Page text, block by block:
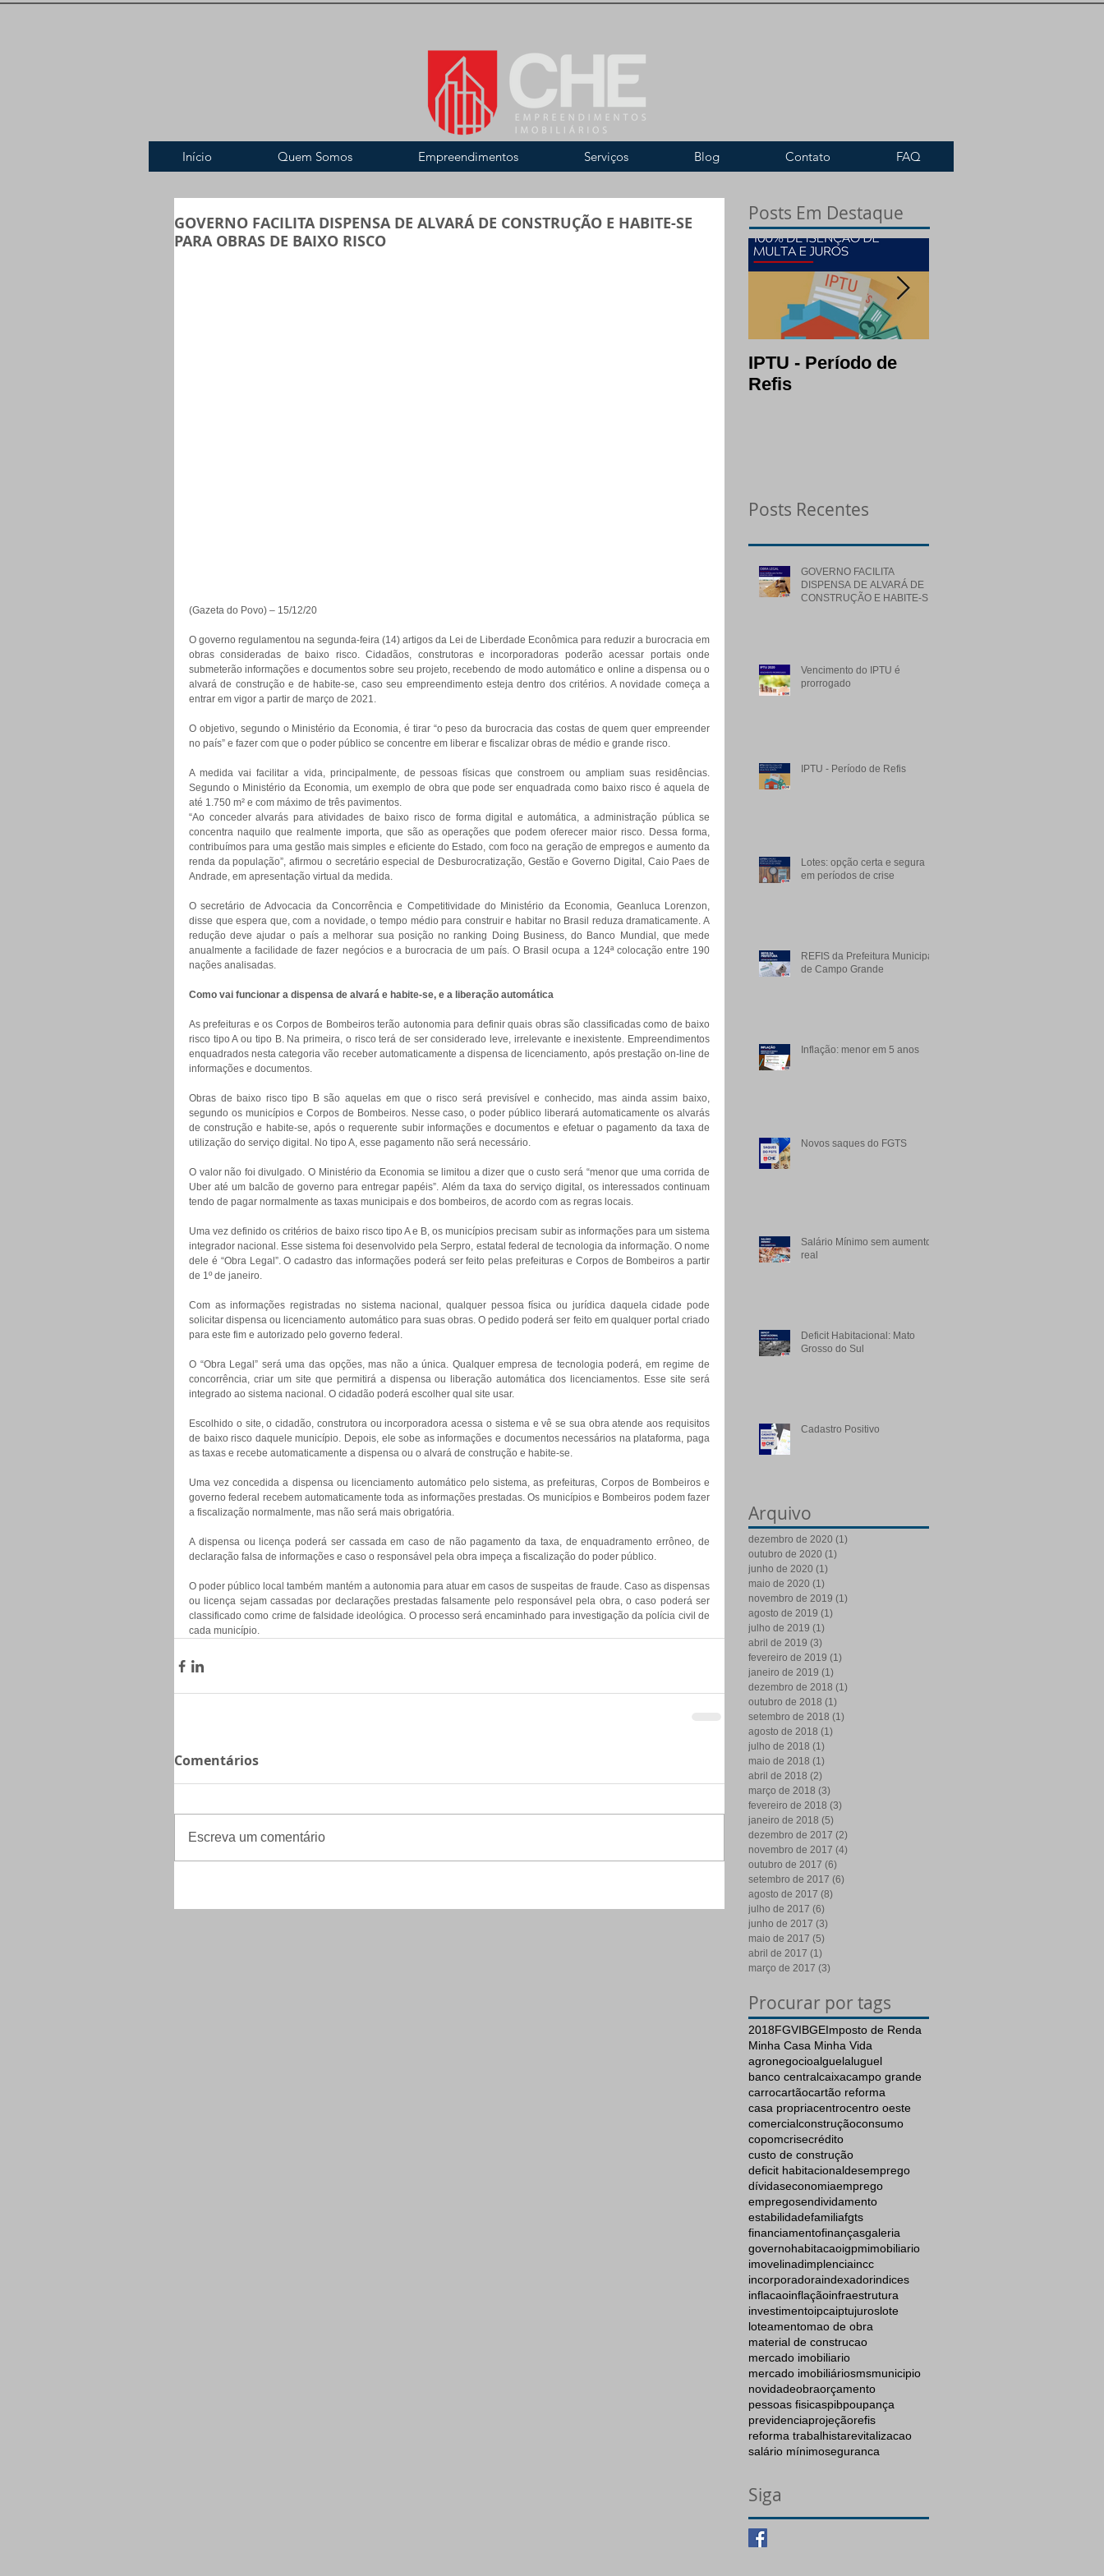
Início Quem Somos Empreendimentos Serviços Blog Contato FAQ
GOVERNO FACILITA DISPENSA DE ALVARÁ DE CONSTRUÇÃO E HABITE-SE
PARA OBRAS DE BAIXO RISCO
(Gazeta do Povo) – 15/12/20
O governo regulamentou na segunda-feira (14) artigos da Lei de Liberdade Econômica para reduzir a burocracia em
obras consideradas de baixo risco. Cidadãos, construtoras e incorporadoras poderão acessar portais onde
submeterão informações e documentos sobre seu projeto, recebendo de modo automático e online a dispensa ou o
alvará de construção e de habite-se, caso seu empreendimento esteja dentro dos critérios. A novidade começa a
entrar em vigor a partir de março de 2021.
O objetivo, segundo o Ministério da Economia, é tirar “o peso da burocracia das costas de quem quer empreender
no país” e fazer com que o poder público se concentre em liberar e fiscalizar obras de médio e grande risco.
A medida vai facilitar a vida, principalmente, de pessoas físicas que constroem ou ampliam suas residências.
Segundo o Ministério da Economia, um exemplo de obra que pode ser enquadrada como baixo risco é aquela de
até 1.750 m² e com máximo de três pavimentos.
“Ao conceder alvarás para atividades de baixo risco de forma digital e automática, a administração pública se
concentra naquilo que realmente importa, que são as operações que podem oferecer maior risco. Dessa forma,
contribuímos para uma gestão mais simples e eficiente do Estado, com foco na geração de empregos e aumento da
renda da população”, afirmou o secretário especial de Desburocratização, Gestão e Governo Digital, Caio Paes de
Andrade, em apresentação virtual da medida.
O secretário de Advocacia da Concorrência e Competitividade do Ministério da Economia, Geanluca Lorenzon,
disse que espera que, com a novidade, o tempo médio para construir e habitar no Brasil reduza dramaticamente. A
redução deve ajudar o país a melhorar sua posição no ranking Doing Business, do Banco Mundial, que mede
anualmente a facilidade de fazer negócios e a burocracia de um país. O Brasil ocupa a 124ª colocação entre 190
nações analisadas.
Como vai funcionar a dispensa de alvará e habite-se, e a liberação automática
As prefeituras e os Corpos de Bombeiros terão autonomia para definir quais obras são classificadas como de baixo
risco tipo A ou tipo B. Na primeira, o risco terá de ser considerado leve, irrelevante e inexistente. Empreendimentos
enquadrados nesta categoria vão receber automaticamente a dispensa de licenciamento, após prestação on-line de
informações e documentos.
Obras de baixo risco tipo B são aquelas em que o risco será previsível e conhecido, mas ainda assim baixo,
segundo os municípios e Corpos de Bombeiros. Nesse caso, o poder público liberará automaticamente os alvarás
de construção e habite-se, após o requerente subir informações e documentos e efetuar o pagamento da taxa de
utilização do serviço digital. No tipo A, esse pagamento não será necessário.
O valor não foi divulgado. O Ministério da Economia se limitou a dizer que o custo será “menor que uma corrida de
Uber até um balcão de governo para entregar papéis”. Além da taxa do serviço digital, os interessados continuam
tendo de pagar normalmente as taxas municipais e dos bombeiros, de acordo com as regras locais.
Uma vez definido os critérios de baixo risco tipo A e B, os municípios precisam subir as informações para um sistema
integrador nacional. Esse sistema foi desenvolvido pela Serpro, estatal federal de tecnologia da informação. O nome
dele é “Obra Legal”. O cadastro das informações poderá ser feito pelas prefeituras e Corpos de Bombeiros a partir
de 1º de janeiro.
Com as informações registradas no sistema nacional, qualquer pessoa física ou jurídica daquela cidade pode
solicitar dispensa ou licenciamento automático para suas obras. O pedido poderá ser feito em qualquer portal criado
para este fim e autorizado pelo governo federal.
O “Obra Legal” será uma das opções, mas não a única. Qualquer empresa de tecnologia poderá, em regime de
concorrência, criar um site que permitirá a dispensa ou liberação automática dos licenciamentos. Esse site será
integrado ao sistema nacional. O cidadão poderá escolher qual site usar.
Escolhido o site, o cidadão, construtora ou incorporadora acessa o sistema e vê se sua obra atende aos requisitos
de baixo risco daquele município. Depois, ele sobe as informações e documentos necessários na plataforma, paga
as taxas e recebe automaticamente a dispensa ou o alvará de construção e habite-se.
Uma vez concedida a dispensa ou licenciamento automático pelo sistema, as prefeituras, Corpos de Bombeiros e
governo federal recebem automaticamente toda as informações prestadas. Os municípios e Bombeiros podem fazer
a fiscalização normalmente, mas não será mais obrigatória.
A dispensa ou licença poderá ser cassada em caso de não pagamento da taxa, de enquadramento errôneo, de
declaração falsa de informações e caso o responsável pela obra impeça a fiscalização do poder público.
O poder público local também mantém a autonomia para atuar em casos de suspeitas de fraude. Caso as dispensas
ou licença sejam cassadas por declarações prestadas falsamente pelo responsável pela obra, o caso poderá ser
classificado como crime de falsidade ideológica. O processo será encaminhado para investigação da polícia civil de
cada município.
Comentários
Escreva um comentário
Posts Em Destaque
IPTU - Período de
Refis
Posts Recentes
GOVERNO FACILITA
DISPENSA DE ALVARÁ DE
CONSTRUÇÃO E HABITE-SE
Vencimento do IPTU é
prorrogado
IPTU - Período de Refis
Lotes: opção certa e segura
em períodos de crise
REFIS da Prefeitura Municipal
de Campo Grande
Inflação: menor em 5 anos
Novos saques do FGTS
Salário Mínimo sem aumento
real
Deficit Habitacional: Mato
Grosso do Sul
Cadastro Positivo
Arquivo
dezembro de 2020 (1)
outubro de 2020 (1)
junho de 2020 (1)
maio de 2020 (1)
novembro de 2019 (1)
agosto de 2019 (1)
julho de 2019 (1)
abril de 2019 (3)
fevereiro de 2019 (1)
janeiro de 2019 (1)
dezembro de 2018 (1)
outubro de 2018 (1)
setembro de 2018 (1)
agosto de 2018 (1)
julho de 2018 (1)
maio de 2018 (1)
abril de 2018 (2)
março de 2018 (3)
fevereiro de 2018 (3)
janeiro de 2018 (5)
dezembro de 2017 (2)
novembro de 2017 (4)
outubro de 2017 (6)
setembro de 2017 (6)
agosto de 2017 (8)
julho de 2017 (6)
junho de 2017 (3)
maio de 2017 (5)
abril de 2017 (1)
março de 2017 (3)
Procurar por tags
2018FGVIBGEImposto de Renda
Minha Casa Minha Vida
agronegocioalguelaluguel
banco centralcaixacampo grande
carrocartãocartão reforma
casa propriacentrocentro oeste
comercialconstruçãoconsumo
copomcrisecrédito
custo de construção
deficit habitacionaldesemprego
dívidaseconomiaemprego
empregosendividamento
estabilidadefamiliafgts
financiamentofinançasgaleria
governohabitacaoigpmimobiliario
imovelinadimplenciaincc
incorporadoraindexadorindices
inflacaoinflaçãoinfraestrutura
investimentoipcaiptujuroslote
loteamentomao de obra
material de construcao
mercado imobiliario
mercado imobiliáriosmsmunicipio
novidadeobraorçamento
pessoas fisicaspibpoupança
previdenciaprojeçãorefis
reforma trabalhistarevitalizacao
salário mínimoseguranca
Siga